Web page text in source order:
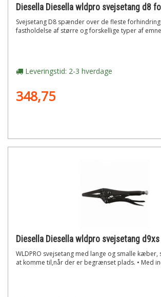
Svejsetang D8 spænder over de fleste
fastholdelse af større og forskellige typer af
Leveringstid: 2-3 hverdage
348,75
WLDPRO svejsetang med lange og smalle
at komme til,når der er begrænset plads. • Med